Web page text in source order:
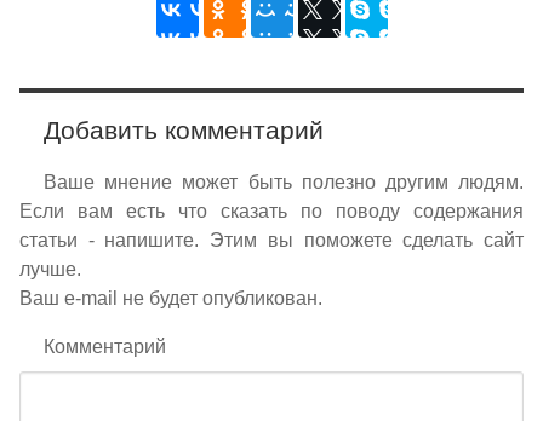
Добавить комментарий
Ваше мнение может быть полезно другим людям.
Если вам есть что сказать по поводу содержания
статьи - напишите. Этим вы поможете сделать сайт
лучше.
Ваш e-mail не будет опубликован.
Комментарий